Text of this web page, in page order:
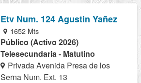
Etv Num. 124 Agustin Yañez
1652 Mts
Público (Activo 2026)
Telesecundaria - Matutino
Privada Avenida Presa de los
Serna Num. Ext. 13